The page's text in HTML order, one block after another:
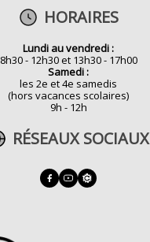
HORAIRES
Lundi au vendredi :
8h30 - 12h30 et 13h30 - 17h00
Samedi :
les 2e et 4e samedis
(hors vacances scolaires)
9h - 12h
RÉSEAUX SOCIAUX